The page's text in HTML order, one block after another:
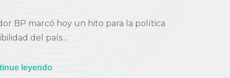
BP marcó hoy un hito para la política
del país...
leyendo